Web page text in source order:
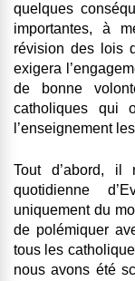
quelques
importantes, à
révision des lois
exigera
de bonne
catholiques qui
l’enseignement
Tout d’abord, il
quotidienne
uniquement du
de polémiquer
tous les
nous avons été